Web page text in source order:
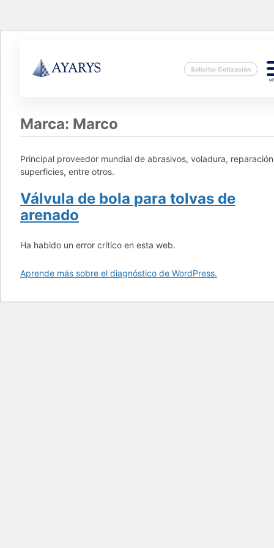
Solicitar Cotización
Marca: Marco
Principal proveedor mundial de abrasivos, voladura,
superficies, entre otros.
Válvula de bola para tolvas de
arenado
Ha habido un error crítico en esta web.
Aprende más sobre el diagnóstico de WordPress.